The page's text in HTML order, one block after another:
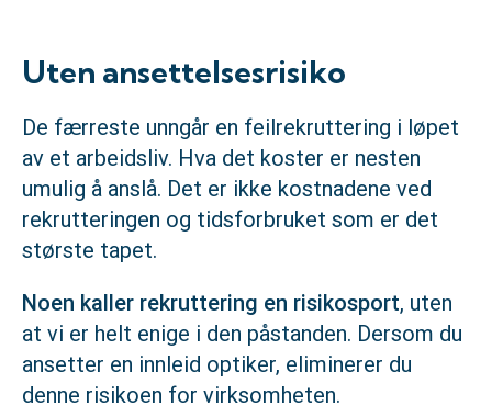
Uten ansettelsesrisiko
De færreste unngår en feilrekruttering i løpet
av et arbeidsliv. Hva det koster er nesten
umulig å anslå. Det er ikke kostnadene ved
rekrutteringen og tidsforbruket som er det
største tapet.
Noen kaller rekruttering en risikosport, uten
at vi er helt enige i den påstanden. Dersom du
ansetter en innleid optiker, eliminerer du
denne risikoen for virksomheten.